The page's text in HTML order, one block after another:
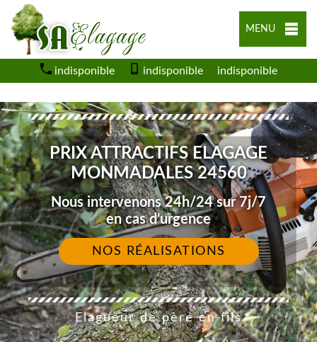
MENU
indisponible indisponible indisponible
PRIX ATTRACTIFS ELAGAGE
MONMADALES 24560
Nous intervenons 24h/24 sur 7j/7
en cas d'urgence
NOS RÉALISATIONS
Elagueur de père en fils